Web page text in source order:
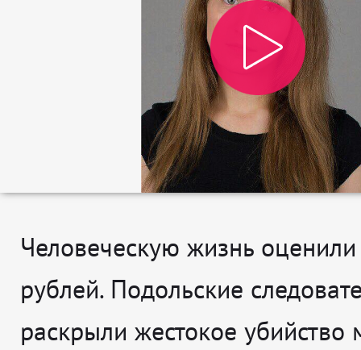
Человеческую жизнь
рублей. Подольские
раскрыли жестокое убийство